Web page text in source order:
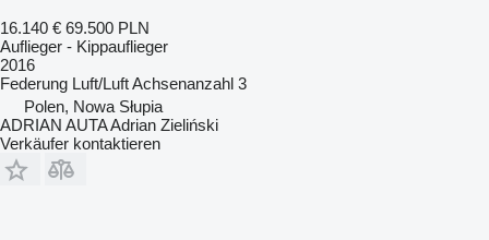
16.140 € 69.500 PLN
Auflieger - Kippauflieger
2016
Federung Luft/LuftAchsenanzahl 3
Polen, Nowa Słupia
ADRIAN AUTA Adrian Zieliński
Verkäufer kontaktieren